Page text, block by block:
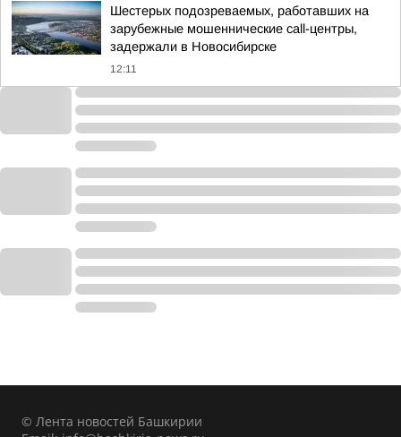
Шестерых подозреваемых, работавших на
зарубежные мошеннические call-центры,
задержали в Новосибирске
12:11
© Лента новостей Башкирии